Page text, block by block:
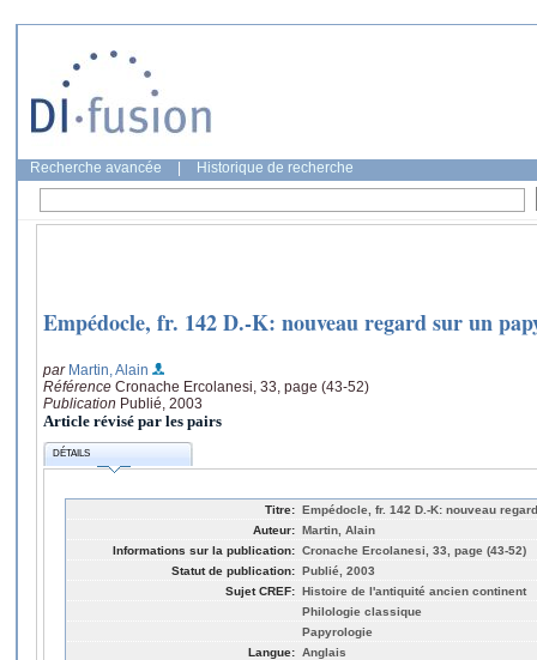
Recherche avancée Historique de recherche
Empédocle, fr. 142 D.-K: nouveau regard sur un
par Martin, Alain
Référence Cronache Ercolanesi, 33, page (43-52)
Publication Publié, 2003
Article révisé par les pairs
DÉTAILS
Titre: Empédocle, fr. 142 D.-K: nouveau
Auteur: Martin, Alain
Informations sur la publication: Cronache Ercolanesi, 33, page (43-52)
Statut de publication: Publié, 2003
Sujet CREF: Histoire de l'antiquité ancien continent
Philologie classique
Papyrologie
Langue: Anglais